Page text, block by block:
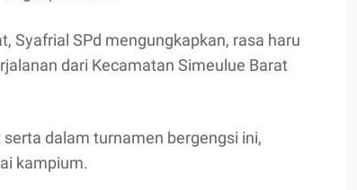
Syafrial SPd mengungkapkan, rasa haru
dari Kecamatan Simeulue Barat
dalam turnamen bergengsi ini,
kampium.